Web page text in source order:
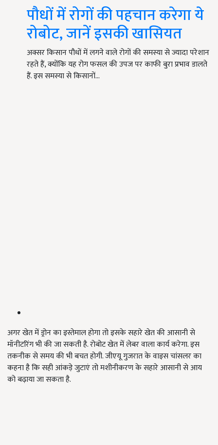
पौधों में रोगों की पहचान करेगा ये
रोबोट, जानें इसकी खासियत
अक्सर किसान पौधों में लगने वाले रोगों की समस्या से ज्यादा परेशान
रहते हैं, क्योंकि यह रोग फसल की उपज पर काफी बुरा प्रभाव डालते
हैं. इस समस्या से किसानों…
अगर खेत में ड्रोन का इस्तेमाल होगा तो इसके सहारे खेत की आसानी से
मॉनीटरिंग भी की जा सकती है. रोबोट खेत में लेबर वाला कार्य करेगा. इस
तकनीक से समय की भी बचत होगी. जीएयू गुजरात के वाइस चांसलर का
कहना है कि सही आंकड़े जुटाएं तो मशीनीकरण के सहारे आसानी से आय
को बढ़ाया जा सकता है.